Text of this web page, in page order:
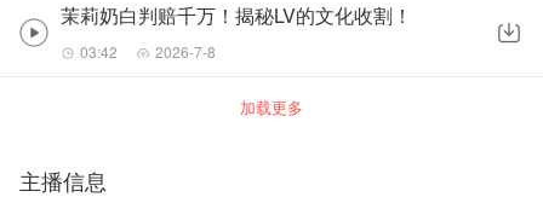
茉莉奶白判赔千万！揭秘LV的文化收割！
03:42 2026-7-8
加载更多
主播信息